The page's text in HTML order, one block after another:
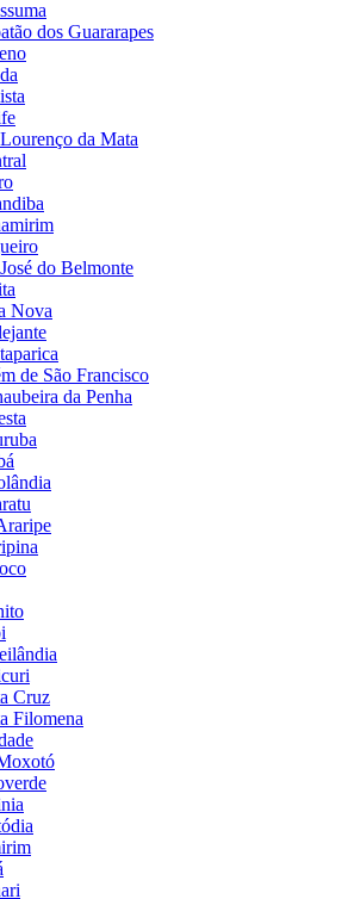
dos Guararapes
da Mata
do Belmonte
Nova
de São Francisco
da Penha
Cruz
Filomena